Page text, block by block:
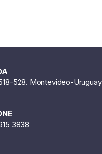
528. Montevideo-Uruguay
3838